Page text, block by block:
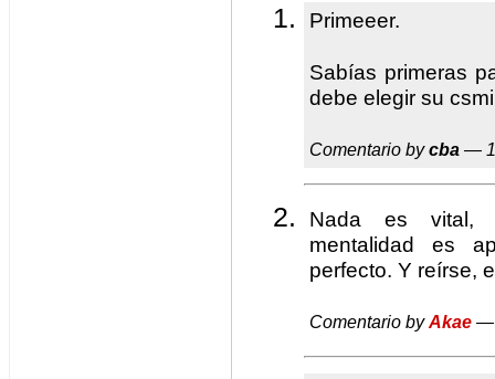
Primeeer.
Sabías primeras
debe elegir su
Comentario bycba —
Nada es vital,
mentalidad es
perfecto. Y reírse,
Comentario byAkae —